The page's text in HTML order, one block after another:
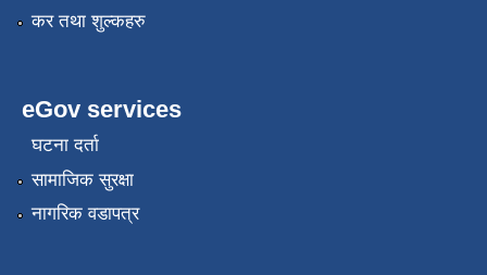
कर तथा शुल्कहरु
eGov services
घटना दर्ता
सामाजिक सुरक्षा
नागरिक वडापत्र